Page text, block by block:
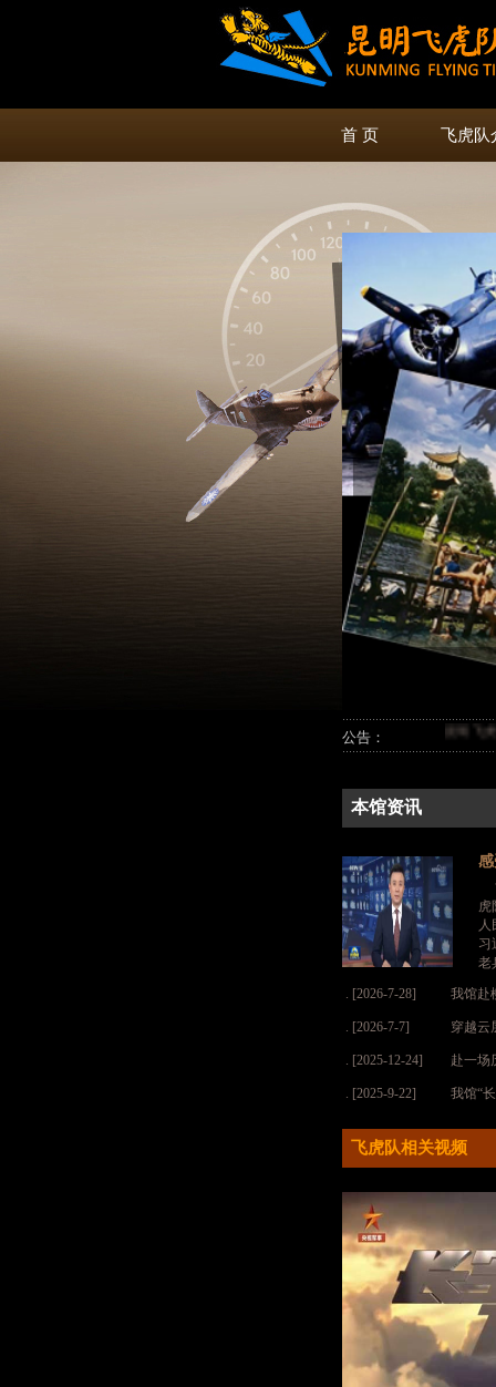
首 页 飞虎队
公告： 昆明飞虎队纪念
本馆资讯
“
虎
人
习
老
. [2026-7-28]
我馆赴
. [2026-7-7] 穿越
. [2025-12-24] 赴一场
. [2025-9-22] 我馆“
飞虎队相关视频